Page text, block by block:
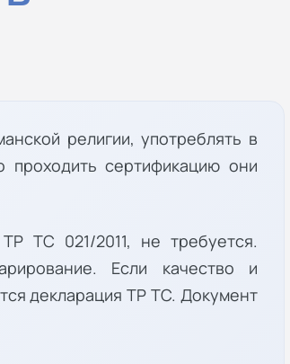
религии, употреблять в
сертификацию они
ТС 021/2011, не требуется.
Если качество и
декларация ТР ТС. Документ